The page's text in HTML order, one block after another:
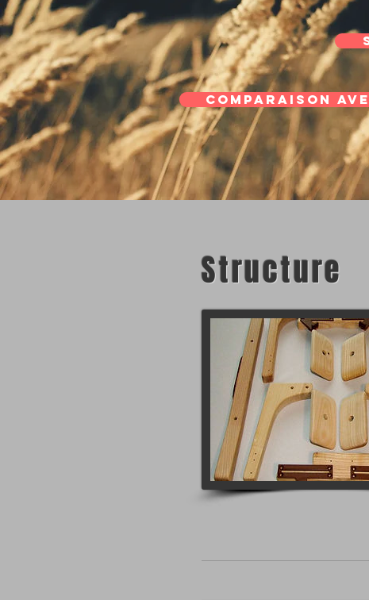
Comparaison
Structure